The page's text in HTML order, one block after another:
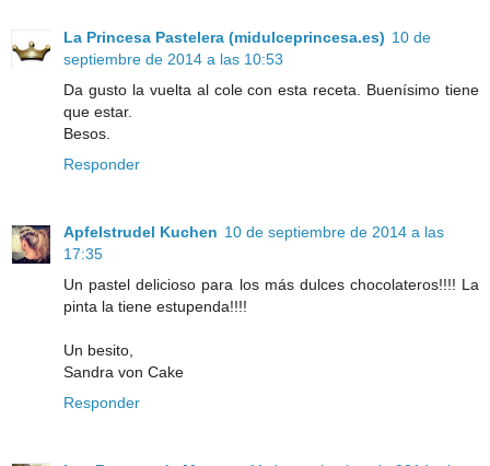
La Princesa Pastelera (midulceprincesa.es) 10 de
septiembre de 2014 a las 10:53
Da gusto la vuelta al cole con esta receta. Buenísimo tiene
que estar.
Besos.
Responder
Apfelstrudel Kuchen 10 de septiembre de 2014 a las
17:35
Un pastel delicioso para los más dulces chocolateros!!!! La
pinta la tiene estupenda!!!!
Un besito,
Sandra von Cake
Responder